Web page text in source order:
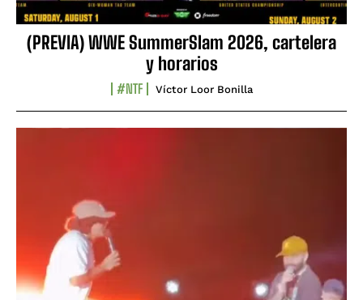
(PREVIA) WWE SummerSlam 2026, cartelera
y horarios
#NTF Víctor Loor Bonilla